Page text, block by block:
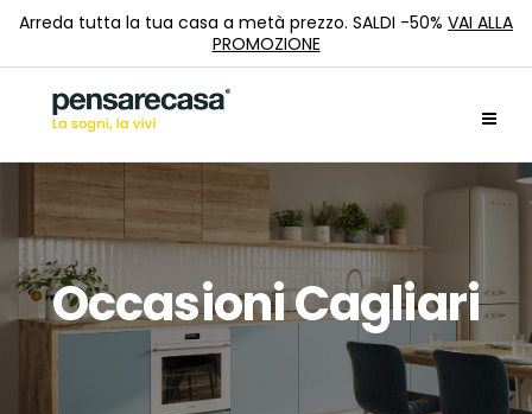
Arreda tutta la tua casa a metà prezzo. SALDI -50% VAI ALLA
PROMOZIONE
Occasioni Cagliari